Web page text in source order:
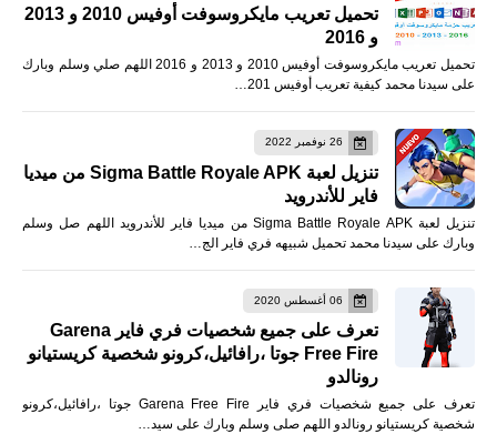
تحميل تعريب مايكروسوفت أوفيس 2010 و 2013
و 2016
تحميل تعريب مايكروسوفت أوفيس 2010 و 2013 و 2016 اللهم صلي وسلم وبارك
على سيدنا محمد كيفية تعريب أوفيس 201…
26 نوفمبر 2022
تنزيل لعبة Sigma Battle Royale APK من ميديا
فاير للأندرويد
تنزيل لعبة Sigma Battle Royale APK من ميديا فاير للأندرويد اللهم صل وسلم
وبارك على سيدنا محمد تحميل شبيهه فري فاير الج…
06 أغسطس 2020
تعرف على جميع شخصيات فري فاير Garena
Free Fire جوتا ،رافائيل،كرونو شخصية كريستيانو
رونالدو
تعرف على جميع شخصيات فري فاير Garena Free Fire جوتا ،رافائيل،كرونو
شخصية كريستيانو رونالدو اللهم صلى وسلم وبارك على سيد…